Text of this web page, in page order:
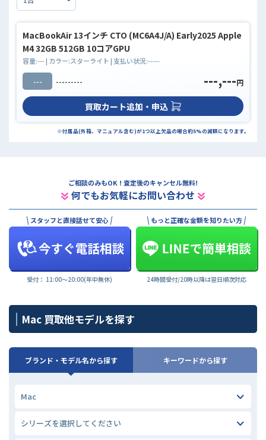
MacBookAir 13インチ CTO (MC6A4J/A) Early2025 Apple
M4 32GB 512GB 10コアGPU
容量:---| カラー:スターライト| 支払い状況:-----
--- --------- ---,---円
買取カート追加・申込
※付属品(外箱、マニュアル含む)が1つ以上欠品の場合約5%の減額になります。
ご相談のみもOK ! 査定後のキャンセル無料!
何でもお気軽にお問い合わせ
スタッフと直接話せて安心
受付： 11:00〜20:00(年中無休)
もっと正確な金額を知りたい方
24時間受付/20時以降は翌日順次対応
Mac 買取他モデルを探す
ブランド・モデル名から探す キーワードから探す